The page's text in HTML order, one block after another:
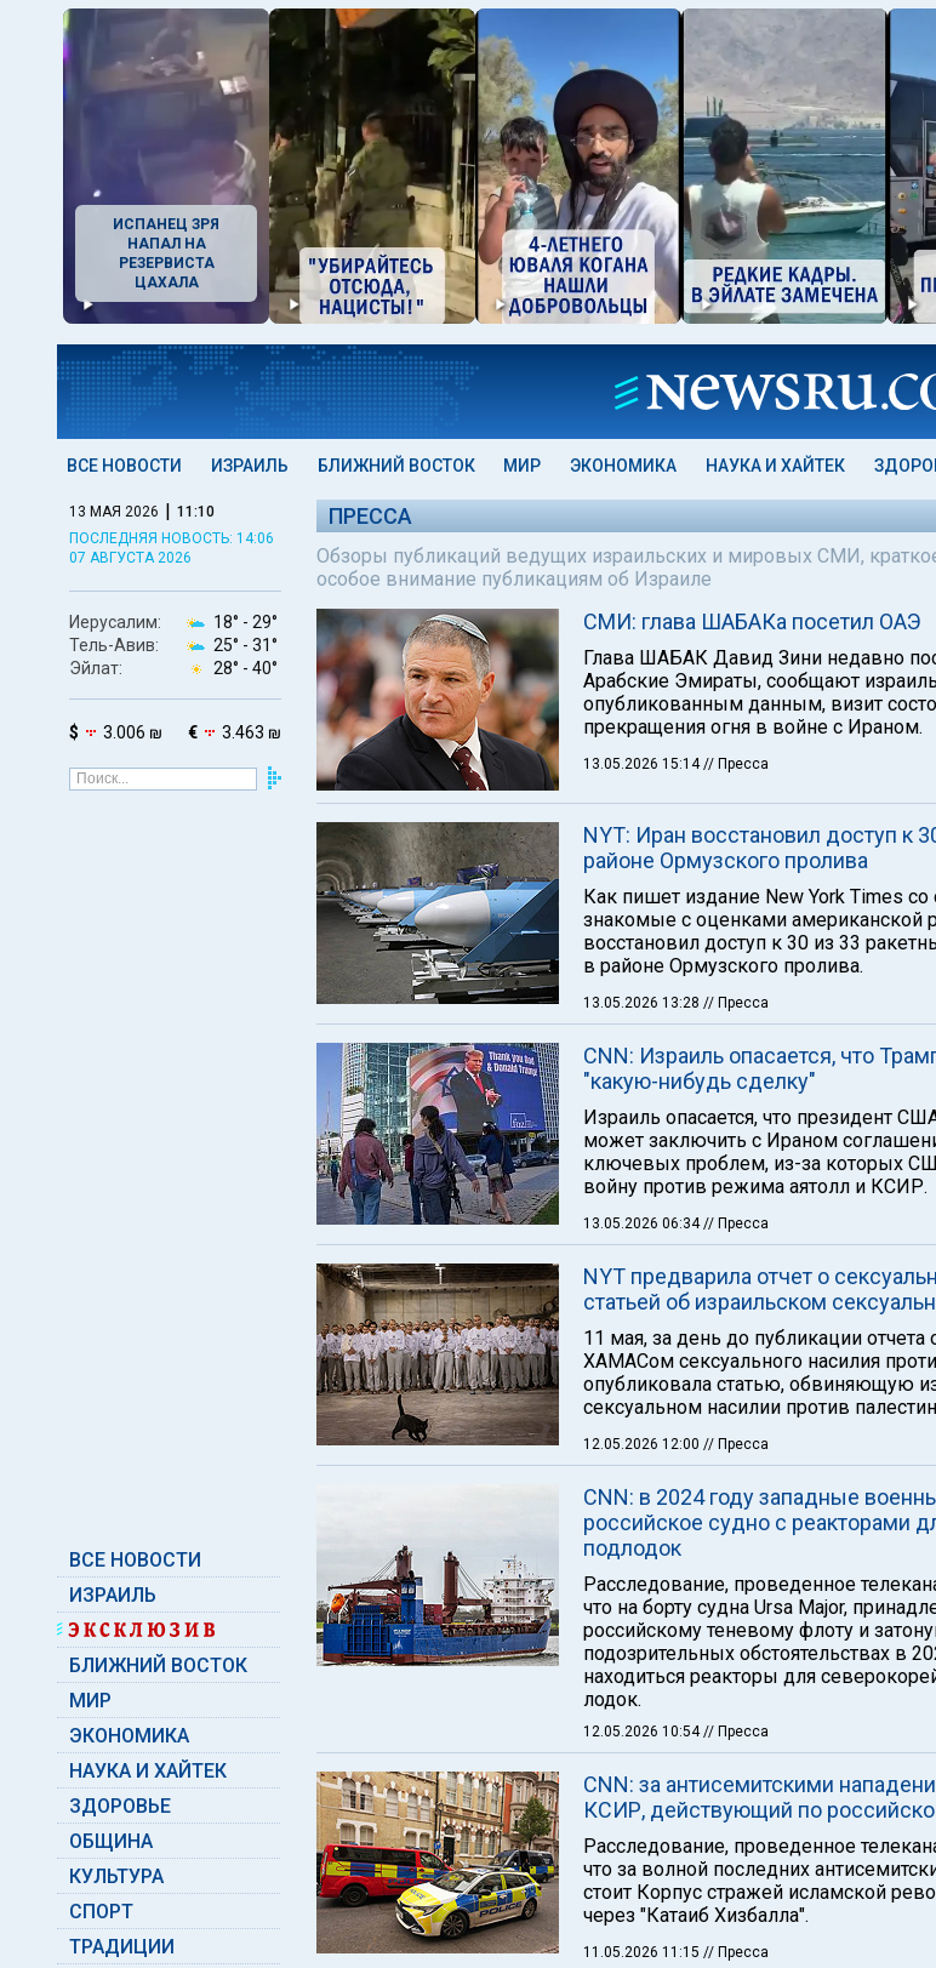
ИСПАНЕЦ ЗРЯ
НАПАЛ НА
РЕЗЕРВИСТА
ЦАХАЛА
ВСЕ НОВОСТИ ИЗРАИЛЬ БЛИЖНИЙ ВОСТОК МИР ЭКОНОМИКА НАУКА И ХАЙТЕК
13 МАЯ 2026 | 11:10
ПОСЛЕДНЯЯ НОВОСТЬ: 14:06
07 АВГУСТА 2026
Иерусалим: 18° - 29°
Тель-Авив:
25° - 31°
Эйлат:
28° - 40°
$ 3.006 ₪ € 3.463 ₪
ВСЕ НОВОСТИ
ИЗРАИЛЬ
БЛИЖНИЙ ВОСТОК
МИР
ЭКОНОМИКА
НАУКА И ХАЙТЕК
ЗДОРОВЬЕ
ОБЩИНА
КУЛЬТУРА
СПОРТ
ТРАДИЦИИ
ПРЕССА
Обзоры публикаций ведущих израильских и мировых СМИ,
особое внимание публикациям об Израиле
СМИ: глава ШАБАКа посетил ОАЭ
Глава ШАБАК Давид Зини недавно
Арабские Эмираты, сообщают
опубликованным данным, визит
прекращения огня в войне с Ираном.
13.05.2026 15:14// Пресса
NYT: Иран восстановил доступ к
районе Ормузского пролива
Как пишет издание New York Times со
знакомые с оценками американской
восстановил доступ к 30 из 33
в районе Ормузского пролива.
13.05.2026 13:28 // Пресса
CNN: Израиль опасается, что
"какую-нибудь сделку"
Израиль опасается, что президент
может заключить с Ираном
ключевых проблем, из-за которых
войну против режима аятолл и КСИР.
13.05.2026 06:34// Пресса
NYT предварила отчет о
статьей об израильском
11 мая, за день до публикации отчета
ХАМАСом сексуального насилия
опубликовала статью, обвиняющую
сексуальном насилии против
12.05.2026 12:00 // Пресса
CNN: в 2024 году западные
российское судно с реакторами
подлодок
Расследование, проведенное
что на борту судна Ursa Major,
российскому теневому флоту и
подозрительных обстоятельствах в
находиться реакторы для
лодок.
12.05.2026 10:54// Пресса
CNN: за антисемитскими
КСИР, действующий по
Расследование, проведенное
что за волной последних
стоит Корпус стражей исламской
через "Катаиб Хизбалла".
11.05.2026 11:15 // Пресса